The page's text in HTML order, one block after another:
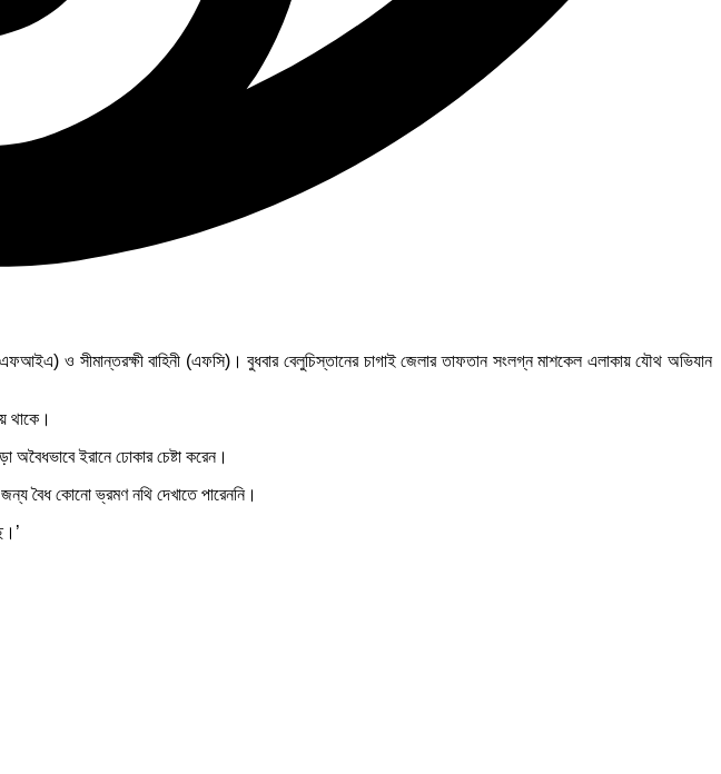
ও সীমান্তরক্ষী বাহিনী (এফসি)। বুধবার বেলুচিস্তানের চাগাই জেলার তাফতান সংলগ্ন মাশকেল এলাকায় যৌথ অভিযান
থাকে।
ইরানে ঢোকার চেষ্টা করেন।
জন্য বৈধ কোনো ভ্রমণ নথি দেখাতে পারেননি।